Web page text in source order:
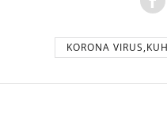
KORONA